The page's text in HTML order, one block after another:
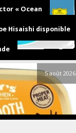
« Ocean
Hisaishi disponible
5 août 2026